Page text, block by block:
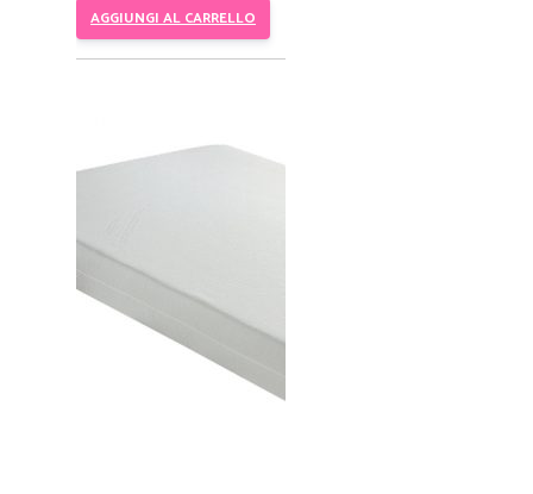
AGGIUNGI AL CARRELLO